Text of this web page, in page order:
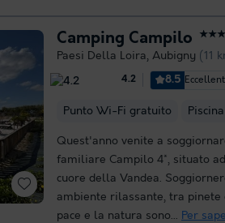
Camping Campilo
Paesi Della Loira, Aubigny (11
4.2 8.5
Punto Wi-Fi gratuito
Quest'anno venite a
familiare Campilo 4*, situato
cuore della Vandea.
ambiente rilassante, tra pinete
pace e la natura sono... Per